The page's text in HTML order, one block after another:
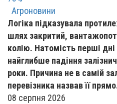
Агроновини
Логіка підказувала
шлях закритий,
колію. Натомість перші
найглибше падіння
роки. Причина не в самій
перевізника назвав її
08 серпня 2026